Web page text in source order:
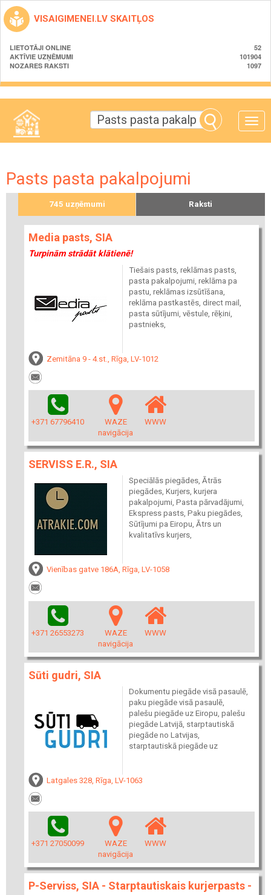
VISAIGIMENEI.LV SKAITĻOS
LIETOTĀJI ONLINE
52
AKTĪVIE UZŅĒMUMI
101904
NOZARES RAKSTI
1097
Toggle
Pasts pasta pakalpojumi
745 uzņēmumi Raksti
Media pasts, SIA
Turpinām strādāt klātienē!
Tiešais pasts, reklāmas pasts,
pasta pakalpojumi, reklāma pa
pastu, reklāmas izsūtīšana,
reklāma pastkastēs, direct mail,
pasta sūtījumi, vēstule, rēķini,
pastnieks,
Zemitāna 9 - 4.st., Rīga, LV-1012
+371 67796410
WAZE
navigācija
WWW
SERVISS E.R., SIA
Speciālās piegādes, Ātrās
piegādes, Kurjers, kurjera
pakalpojumi, Pasta pārvadājumi,
Ekspress pasts, Paku piegādes,
Sūtījumi pa Eiropu, Ātrs un
kvalitatīvs kurjers,
Vienības gatve 186A, Rīga, LV-1058
+371 26553273
WAZE
navigācija
WWW
Sūti gudri, SIA
Dokumentu piegāde visā pasaulē,
paku piegāde visā pasaulē,
palešu piegāde uz Eiropu, palešu
piegāde Latvijā, starptautiskā
piegāde no Latvijas,
starptautiskā piegāde uz
Latgales 328, Rīga, LV-1063
+371 27050099
WAZE
navigācija
WWW
P-Serviss, SIA - Starptautiskais kurjerpasts -